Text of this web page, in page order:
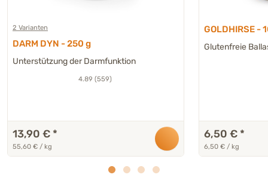
2 Varianten
DARM DYN - 250 g
Unterstützung der Darmfunktion
4.89 (559)
13,90 € *
55,60 € / kg
GOLDHIRSE -
Glutenfreie
6,50 € *
6,50 € / kg